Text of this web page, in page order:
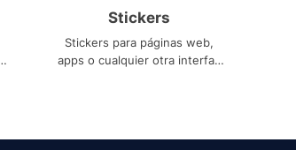
Stickers
Stickers para páginas web,
apps o cualquier otra interfaz